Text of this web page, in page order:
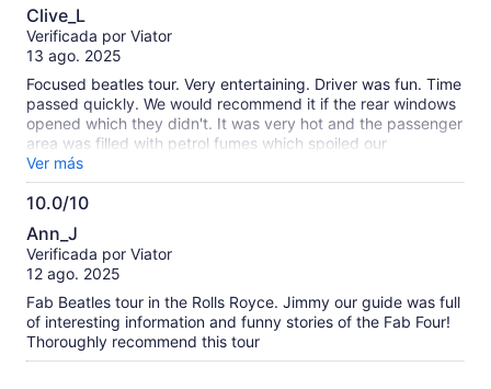
8.0
de
10
Clive_L
Verificada por Viator
13 ago. 2025
Focused beatles tour. Very entertaining. Driver was fun. Time
passed quickly. We would recommend it if the rear windows
opened which they didn't. It was very hot and the passenger
area was filled with petrol fumes which spoiled our
enjoyment somewhat
Ver más
10.0/10
10.0
de
10
Ann_J
Verificada por Viator
12 ago. 2025
Fab Beatles tour in the Rolls Royce. Jimmy our guide was full
of interesting information and funny stories of the Fab Four!
Thoroughly recommend this tour